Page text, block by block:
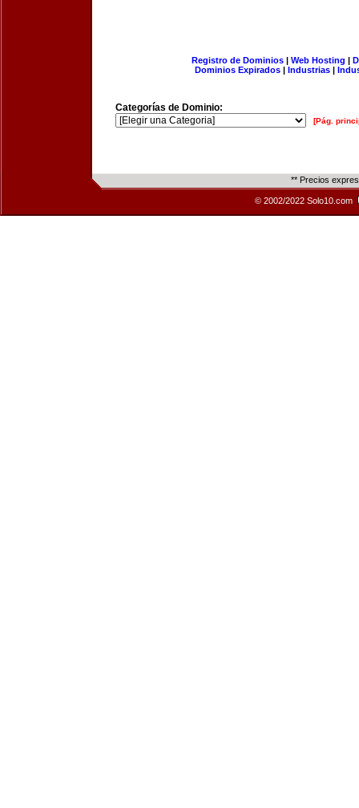
Registro de Dominios| Web Hosting |
Dominios Expirados | Industrias |
Categorías de Dominio:
[Pág.
** Precios
© 2002/2022 Solo10.com